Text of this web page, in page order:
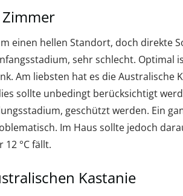
einen hellen Standort, doch direkte
sehr schlecht. Optimal
Am liebsten hat es die Australische
sollte unbedingt berücksichtigt
geschützt werden. Ein
Im Haus sollte jedoch
°C fällt.
Kastanie